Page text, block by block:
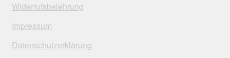
Widerrufsbelehrung
Impressum
Datenschutzerklärung